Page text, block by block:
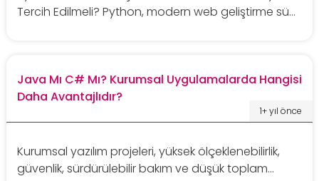
Tercih Edilmeli? Python, modern web geliştirme sü...
Java Mı C# Mı? Kurumsal Uygulamalarda Hangisi
Daha Avantajlıdır?
1+ yıl önce
Kurumsal yazılım projeleri, yüksek ölçeklenebilirlik,
güvenlik, sürdürülebilir bakım ve düşük toplam...